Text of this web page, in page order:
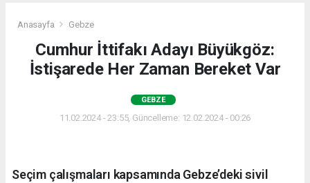
Anasayfa Gebze
Cumhur İttifakı Adayı Büyükgöz:
İstişarede Her Zaman Bereket Var
GEBZE
11.02.2024 - 23:55, Güncelleme: 12.02.2024 - 00:26
Seçim çalışmaları kapsamında Gebze’deki sivil